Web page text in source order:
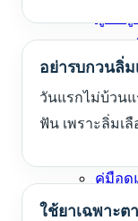
ดูแลห
ดูแลห
คู่มือดู
คู่มือดู
คู่มือดู
บทคว
อย่ารบกวนลิ่ม
วันแรกไม่บ้วน
ฟัน เพราะลิ่มเ
ใช้ยาเฉพาะต